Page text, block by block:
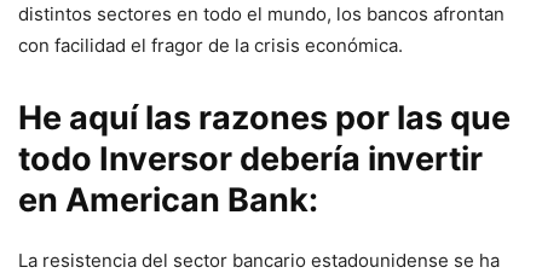
distintos sectores en todo el mundo, los bancos afrontan
con facilidad el fragor de la crisis económica.
He aquí las razones por las que
todo Inversor debería invertir
en American Bank:
La resistencia del sector bancario estadounidense se ha